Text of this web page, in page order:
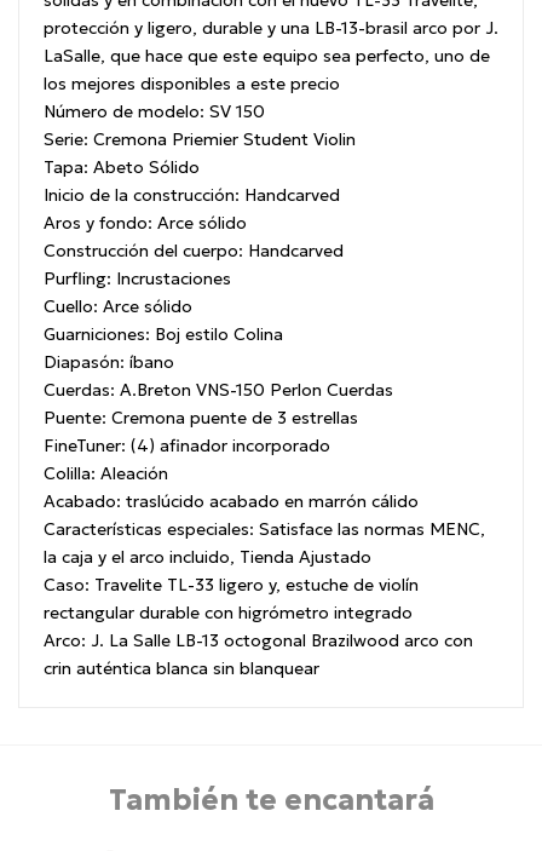
protección y ligero, durable y una LB-13-brasil arco por J.
LaSalle, que hace que este equipo sea perfecto, uno de
los mejores disponibles a este precio
Número de modelo: SV 150
Serie: Cremona Priemier Student Violin
Tapa: Abeto Sólido
Inicio de la construcción: Handcarved
Aros y fondo: Arce sólido
Construcción del cuerpo: Handcarved
Purfling: Incrustaciones
Cuello: Arce sólido
Guarniciones: Boj estilo Colina
Diapasón: íbano
Cuerdas: A.Breton VNS-150 Perlon Cuerdas
Puente: Cremona puente de 3 estrellas
FineTuner: (4) afinador incorporado
Colilla: Aleación
Acabado: traslúcido acabado en marrón cálido
Caracterí­sticas especiales: Satisface las normas MENC,
la caja y el arco incluido, Tienda Ajustado
Caso: Travelite TL-33 ligero y, estuche de violí­n
rectangular durable con higrómetro integrado
Arco: J. La Salle LB-13 octogonal Brazilwood arco con
crin auténtica blanca sin blanquear
También te encantará